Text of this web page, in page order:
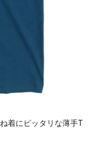
着にピッタリな薄手T